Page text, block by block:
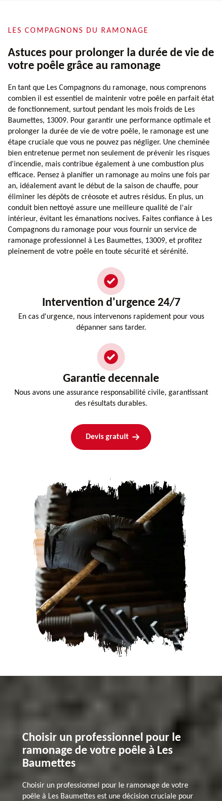
LES COMPAGNONS DU RAMONAGE
Astuces pour prolonger la durée de vie de
votre poêle grâce au ramonage
En tant que Les Compagnons du ramonage, nous comprenons
combien il est essentiel de maintenir votre poêle en parfait état
de fonctionnement, surtout pendant les mois froids de Les
Baumettes, 13009. Pour garantir une performance optimale et
prolonger la durée de vie de votre poêle, le ramonage est une
étape cruciale que vous ne pouvez pas négliger. Une cheminée
bien entretenue permet non seulement de prévenir les risques
d'incendie, mais contribue également à une combustion plus
efficace. Pensez à planifier un ramonage au moins une fois par
an, idéalement avant le début de la saison de chauffe, pour
éliminer les dépôts de créosote et autres résidus. En plus, un
conduit bien nettoyé assure une meilleure qualité de l'air
intérieur, évitant les émanations nocives. Faites confiance à Les
Compagnons du ramonage pour vous fournir un service de
ramonage professionnel à Les Baumettes, 13009, et profitez
pleinement de votre poêle en toute sécurité et sérénité.
Intervention d'urgence 24/7
En cas d'urgence, nous intervenons rapidement pour vous
dépanner sans tarder.
Garantie decennale
Nous avons une assurance responsabilité civile, garantissant
des résultats durables.
Devis gratuit
Choisir un professionnel pour le
ramonage de votre poêle à Les
Baumettes
Choisir un professionnel pour le ramonage de votre
poêle à Les Baumettes est une décision cruciale pour